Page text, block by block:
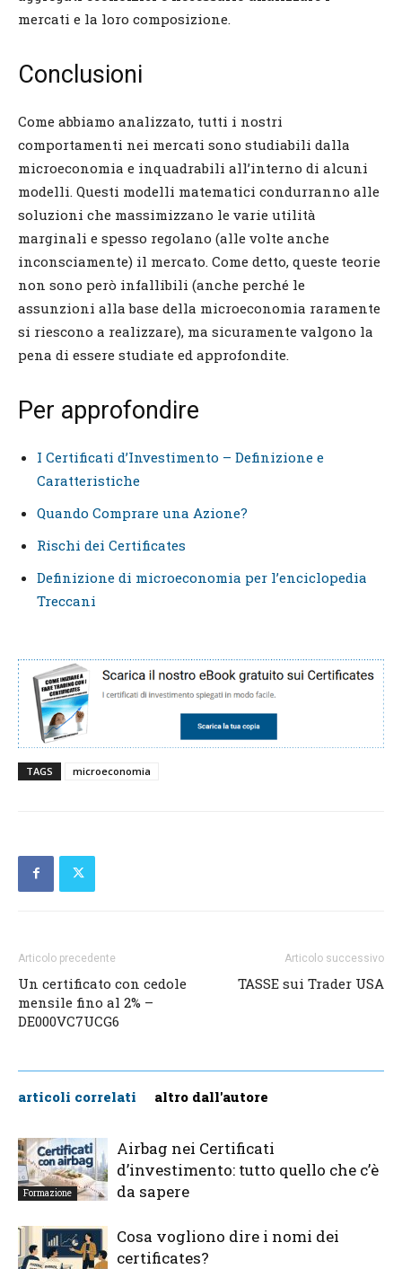
mercati e la loro composizione.
Conclusioni
Come abbiamo analizzato, tutti i nostri
comportamenti nei mercati sono studiabili dalla
microeconomia e inquadrabili all’interno di alcuni
modelli. Questi modelli matematici condurranno alle
soluzioni che massimizzano le varie utilità
marginali e spesso regolano (alle volte anche
inconsciamente) il mercato. Come detto, queste teorie
non sono però infallibili (anche perché le
assunzioni alla base della microeconomia raramente
si riescono a realizzare), ma sicuramente valgono la
pena di essere studiate ed approfondite.
Per approfondire
I Certificati d’Investimento – Definizione e
Caratteristiche
Quando Comprare una Azione?
Rischi dei Certificates
Definizione di microeconomia per l’enciclopedia
Treccani
TAGS microeconomia
Articolo precedente
Un certificato con cedole
mensile fino al 2% –
DE000VC7UCG6
Articolo successivo
TASSE sui Trader USA
articoli correlati altro dall'autore
Formazione
Airbag nei Certificati
d’investimento: tutto quello che c’è
da sapere
Cosa vogliono dire i nomi dei
certificates?